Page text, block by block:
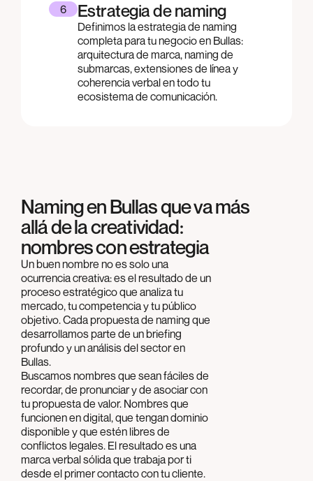
6 Estrategia de naming
Definimos la estrategia de naming
completa para tu negocio en Bullas:
arquitectura de marca, naming de
submarcas, extensiones de línea y
coherencia verbal en todo tu
ecosistema de comunicación.
Naming en Bullas que va más
allá de la creatividad:
nombres con estrategia
Un buen nombre no es solo una
ocurrencia creativa: es el resultado de un
proceso estratégico que analiza tu
mercado, tu competencia y tu público
objetivo. Cada propuesta de naming que
desarrollamos parte de un briefing
profundo y un análisis del sector en
Bullas.
Buscamos nombres que sean fáciles de
recordar, de pronunciar y de asociar con
tu propuesta de valor. Nombres que
funcionen en digital, que tengan dominio
disponible y que estén libres de
conflictos legales. El resultado es una
marca verbal sólida que trabaja por ti
desde el primer contacto con tu cliente.